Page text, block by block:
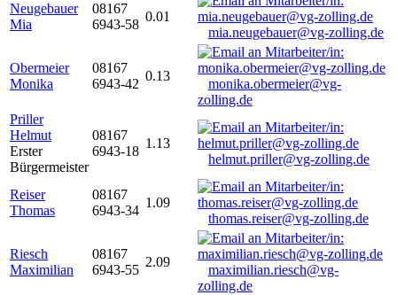
Neugebauer
Mia
08167
6943-58
0.01
mia.neugebauer@vg-zolling.de
Obermeier
Monika
08167
6943-42
0.13
monika.obermeier@vg-
zolling.de
Priller
Helmut
Erster
Bürgermeister
08167
6943-18
1.13
helmut.priller@vg-zolling.de
Reiser
Thomas
08167
6943-34
1.09
thomas.reiser@vg-zolling.de
Riesch
Maximilian
08167
6943-55
2.09
maximilian.riesch@vg-
zolling.de